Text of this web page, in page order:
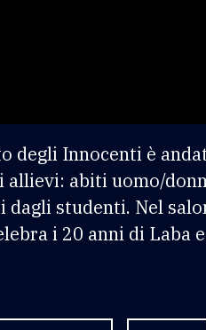
degli Innocenti è
abiti uomo/
studenti. Nel
i 20 anni di